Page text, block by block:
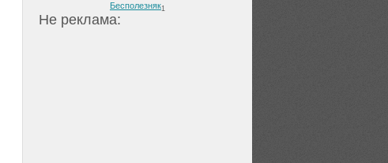
Бесполезняк1
He peклaмa: